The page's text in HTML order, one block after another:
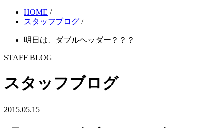
HOME /
スタッフブログ /
明日は、ダブルヘッダー？？？
STAFF BLOG
スタッフブログ
2015.05.15